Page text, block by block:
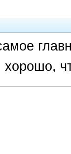
хорошо,